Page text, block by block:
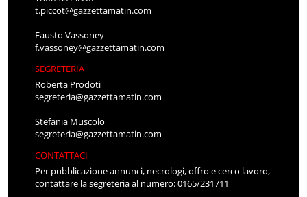
t.piccot@gazzettamatin.com
Fausto Vassoney
f.vassoney@gazzettamatin.com
SEGRETERIA
Roberta Prodoti
segreteria@gazzettamatin.com
Stefania Muscolo
segreteria@gazzettamatin.com
CONTATTACI
Per pubblicazione annunci, necrologi, offro e cerco lavoro,
contattare la segreteria al numero: 0165/231711